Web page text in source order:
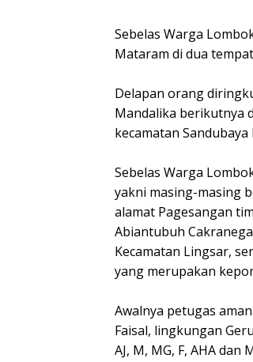
Sebelas Warga
Mataram di dua
Delapan orang
Mandalika berikutnya
kecamatan
Sebelas Warga
yakni masing-masing
alamat Pagesangan
Abiantubuh
Kecamatan Lingsar,
yang merupakan
Awalnya petugas
Faisal, lingkungan
AJ, M, MG, F, AHA dan